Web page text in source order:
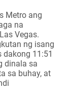
Metro ang
na
Vegas.
ng isang
dakong 11:51
dinala sa
sa buhay, at